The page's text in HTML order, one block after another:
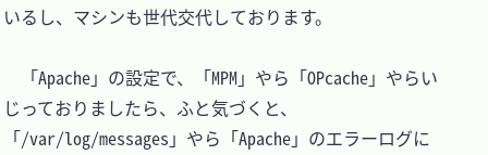
いるし、マシンも世代交代しております。
「Apache」の設定で、「MPM」やら「OPcache」やらい
じっておりましたら、ふと気づくと、
「/var/log/messages」やら「Apache」のエラーログに